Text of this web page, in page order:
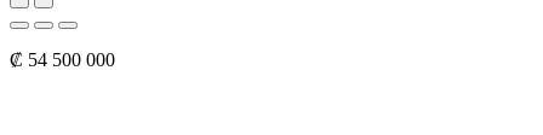
₡ 54 500 000